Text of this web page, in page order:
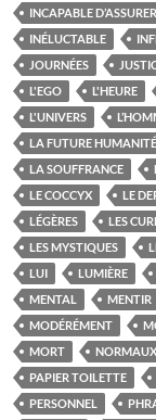
INCAPABLE D’ASSURER
INÉLUCTABLE
JOURNÉES
L'EGO
L'HEURE
L'UNIVERS
LA FUTURE HUMANITÉ
LA SOUFFRANCE
LE COCCYX
LE
LÉGÈRES
LES
LES MYSTIQUES
LUI
LUMIÈRE
MENTAL
MENTIR
MODÉRÉMENT
MORT
NORMAUX
PAPIER TOILETTE
PERSONNEL